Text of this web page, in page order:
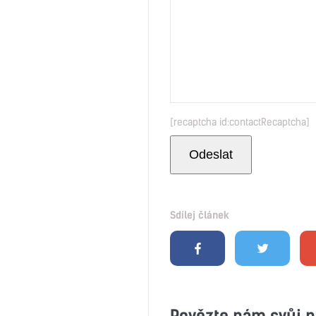
[recaptcha id:contactRecaptcha]
Sdílej článek